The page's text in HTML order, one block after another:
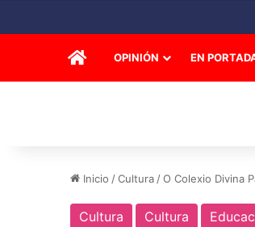
INICIOOPINIÓN EN
Inicio /Cultura /O Colexio Divina
Cultura Cultura